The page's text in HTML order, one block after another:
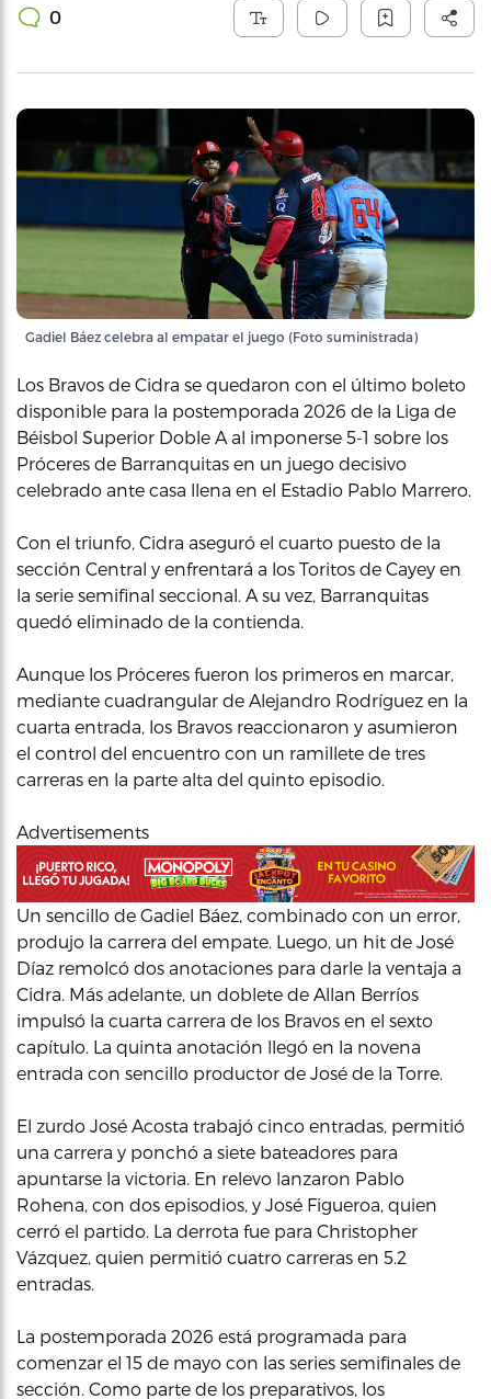
0
Gadiel Báez celebra al empatar el juego (Foto suministrada)
Los Bravos de Cidra se quedaron con el último boleto
disponible para la postemporada 2026 de la Liga de
Béisbol Superior Doble A al imponerse 5-1 sobre los
Próceres de Barranquitas en un juego decisivo
celebrado ante casa llena en el Estadio Pablo Marrero.
Con el triunfo, Cidra aseguró el cuarto puesto de la
sección Central y enfrentará a los Toritos de Cayey en
la serie semifinal seccional. A su vez, Barranquitas
quedó eliminado de la contienda.
Aunque los Próceres fueron los primeros en marcar,
mediante cuadrangular de Alejandro Rodríguez en la
cuarta entrada, los Bravos reaccionaron y asumieron
el control del encuentro con un ramillete de tres
carreras en la parte alta del quinto episodio.
Advertisements
Un sencillo de Gadiel Báez, combinado con un error,
produjo la carrera del empate. Luego, un hit de José
Díaz remolcó dos anotaciones para darle la ventaja a
Cidra. Más adelante, un doblete de Allan Berríos
impulsó la cuarta carrera de los Bravos en el sexto
capítulo. La quinta anotación llegó en la novena
entrada con sencillo productor de José de la Torre.
El zurdo José Acosta trabajó cinco entradas, permitió
una carrera y ponchó a siete bateadores para
apuntarse la victoria. En relevo lanzaron Pablo
Rohena, con dos episodios, y José Figueroa, quien
cerró el partido. La derrota fue para Christopher
Vázquez, quien permitió cuatro carreras en 5.2
entradas.
La postemporada 2026 está programada para
comenzar el 15 de mayo con las series semifinales de
sección. Como parte de los preparativos, los